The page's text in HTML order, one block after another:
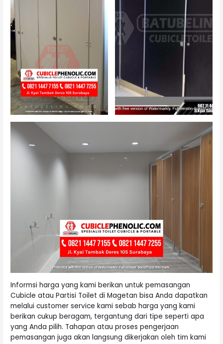
Informsi harga yang kami berikan untuk pemasangan
Cubicle atau Partisi Toilet di Magetan bisa Anda dapatkan
melalui customer service kami sebab harga yang kami
berikan cukup beragam, tergantung dari tipe seperti apa
yang Anda pilih. Tahapan atau proses pengerjaan
pemasangan juga akan langsung dikerjakan oleh tim kami